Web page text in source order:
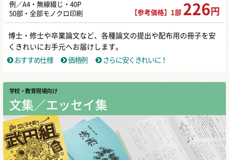
例／A4・無線綴じ・40P
50部・全部モノクロ印刷
【参考価格】1部 226 円
博士・修士や卒業論文など、各種論文の提出や配布用の冊子を安
くきれいにお手元へお届けします。
おすすめ仕様
価格例 さらに安くきれいに！
学校・教育現場向け
文集／エッセイ集